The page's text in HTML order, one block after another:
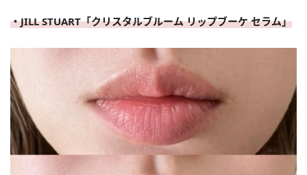
・JILL STUART「クリスタルブルーム リップブーケ セラム」